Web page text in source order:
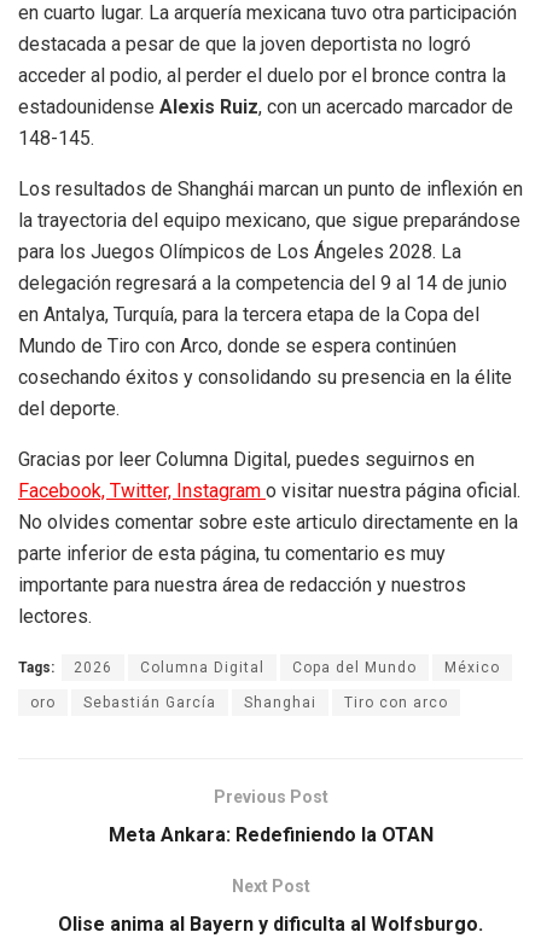
en cuarto lugar. La arquería mexicana tuvo otra participación
destacada a pesar de que la joven deportista no logró
acceder al podio, al perder el duelo por el bronce contra la
estadounidense Alexis Ruiz, con un acercado marcador de
148-145.
Los resultados de Shanghái marcan un punto de inflexión en
la trayectoria del equipo mexicano, que sigue preparándose
para los Juegos Olímpicos de Los Ángeles 2028. La
delegación regresará a la competencia del 9 al 14 de junio
en Antalya, Turquía, para la tercera etapa de la Copa del
Mundo de Tiro con Arco, donde se espera continúen
cosechando éxitos y consolidando su presencia en la élite
del deporte.
Gracias por leer Columna Digital, puedes seguirnos en
Facebook, Twitter, Instagram o visitar nuestra página oficial.
No olvides comentar sobre este articulo directamente en la
parte inferior de esta página, tu comentario es muy
importante para nuestra área de redacción y nuestros
lectores.
Tags: 2026 Columna Digital Copa del Mundo México
oro Sebastián García Shanghai Tiro con arco
Previous Post
Meta Ankara: Redefiniendo la OTAN
Next Post
Olise anima al Bayern y dificulta al Wolfsburgo.